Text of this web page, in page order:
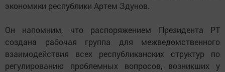
экономики республики Артем Здунов.
Он напомним, что распоряжением Президента РТ
создана рабочая группа для межведомственного
взаимодействия всех республиканских структур по
регулированию проблемных вопросов, возникших у